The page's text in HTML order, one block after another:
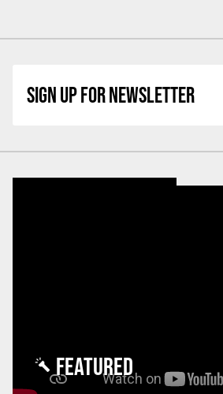
SIGN UP FOR NEWSLETTER
FEATURED